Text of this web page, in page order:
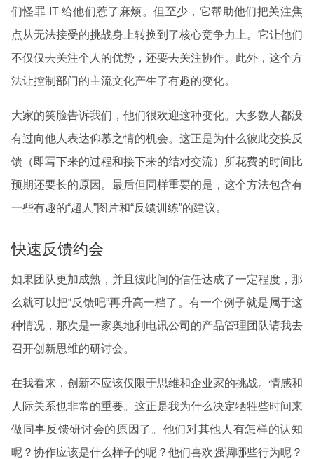
们怪罪 IT 给他们惹了麻烦。但至少，它帮助他们把关注焦
点从无法接受的挑战身上转换到了核心竞争力上。它让他们
不仅仅去关注个人的优势，还要去关注协作。此外，这个方
法让控制部门的主流文化产生了有趣的变化。
大家的笑脸告诉我们，他们很欢迎这种变化。大多数人都没
有过向他人表达仰慕之情的机会。这正是为什么彼此交换反
馈（即写下来的过程和接下来的结对交流）所花费的时间比
预期还要长的原因。最后但同样重要的是，这个方法包含有
一些有趣的“超人”图片和“反馈训练”的建议。
快速反馈约会
如果团队更加成熟，并且彼此间的信任达成了一定程度，那
么就可以把“反馈吧”再升高一档了。有一个例子就是属于这
种情况，那次是一家奥地利电讯公司的产品管理团队请我去
召开创新思维的研讨会。
在我看来，创新不应该仅限于思维和企业家的挑战。情感和
人际关系也非常的重要。这正是我为什么决定牺牲些时间来
做同事反馈研讨会的原因了。他们对其他人有怎样的认知
呢？协作应该是什么样子的呢？他们喜欢强调哪些行为呢？